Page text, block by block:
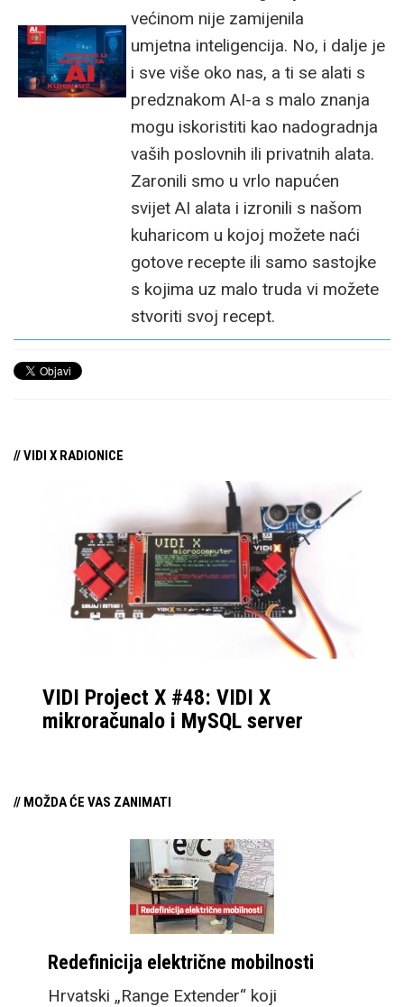
većinom nije zamijenila
umjetna inteligencija. No, i dalje je
i sve više oko nas, a ti se alati s
predznakom AI-a s malo znanja
mogu iskoristiti kao nadogradnja
vaših poslovnih ili privatnih alata.
Zaronili smo u vrlo napućen
svijet AI alata i izronili s našom
kuharicom u kojoj možete naći
gotove recepte ili samo sastojke
s kojima uz malo truda vi možete
stvoriti svoj recept.
// VIDI X RADIONICE
VIDI Project X #48: VIDI X
mikroračunalo i MySQL server
// MOŽDA ĆE VAS ZANIMATI
Redefinicija električne mobilnosti
Hrvatski „Range Extender“ koji